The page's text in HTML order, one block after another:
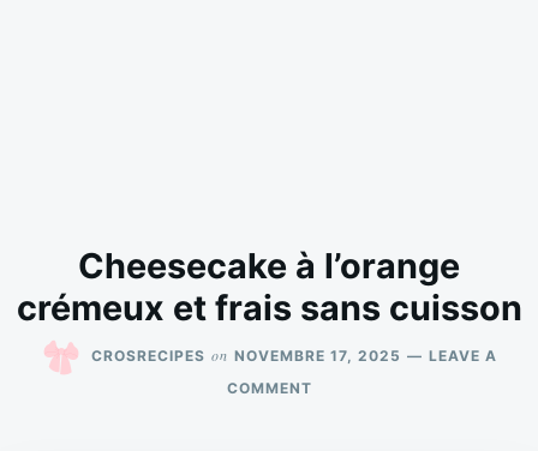
Cheesecake à l’orange
crémeux et frais sans cuisson
CROSRECIPES on NOVEMBRE 17, 2025
LEAVE A
COMMENTON